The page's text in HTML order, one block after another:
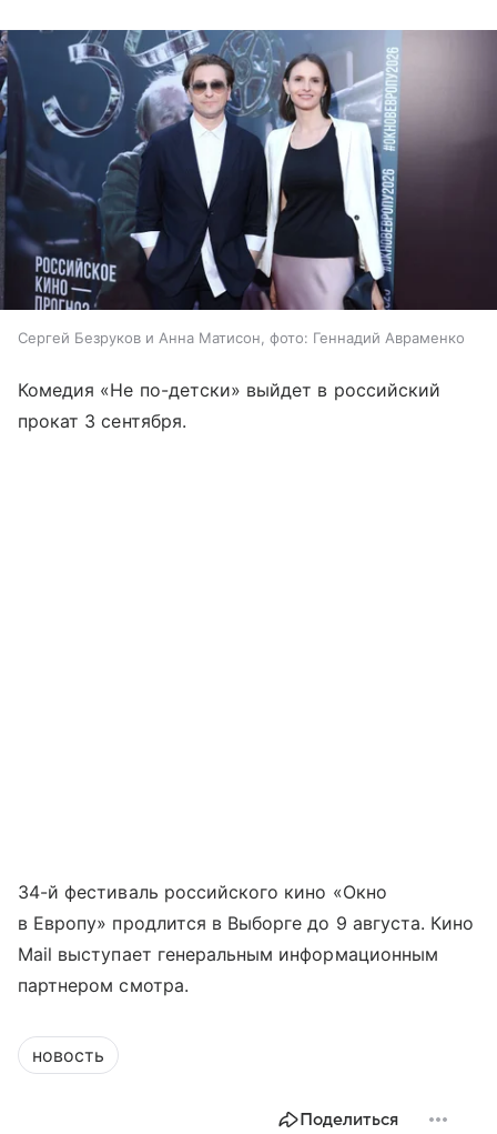
Сергей Безруков и Анна Матисон, фото: Геннадий Авраменко
Комедия «Не по-детски» выйдет в российский
прокат 3 сентября.
34-й фестиваль российского кино «Окно
в Европу» продлится в Выборге до 9 августа. Кино
Mail выступает генеральным информационным
партнером смотра.
новость
Поделиться